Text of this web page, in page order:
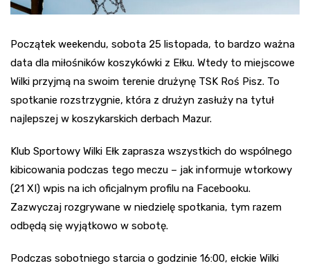
Początek weekendu, sobota 25 listopada, to bardzo ważna
data dla miłośników koszykówki z Ełku. Wtedy to miejscowe
Wilki przyjmą na swoim terenie drużynę TSK Roś Pisz. To
spotkanie rozstrzygnie, która z drużyn zasłuży na tytuł
najlepszej w koszykarskich derbach Mazur.
Klub Sportowy Wilki Ełk zaprasza wszystkich do wspólnego
kibicowania podczas tego meczu – jak informuje wtorkowy
(21 XI) wpis na ich oficjalnym profilu na Facebooku.
Zazwyczaj rozgrywane w niedzielę spotkania, tym razem
odbędą się wyjątkowo w sobotę.
Podczas sobotniego starcia o godzinie 16:00, ełckie Wilki